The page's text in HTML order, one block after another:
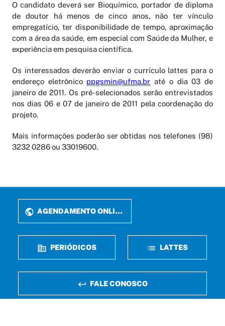
O candidato deverá ser Bioquímico, portador de diploma
de doutor há menos de cinco anos, não ter vínculo
empregatício, ter disponibilidade de tempo, aproximação
com a área da saúde, em especial com Saúde da Mulher, e
experiência em pesquisa científica.
Os interessados deverão enviar o currículo lattes para o
endereço eletrônico ppgsmin@ufma.br até o dia 03 de
janeiro de 2011. Os pré-selecionados serão entrevistados
nos dias 06 e 07 de janeiro de 2011 pela coordenação do
projeto.
Mais informações poderão ser obtidas nos telefones (98)
3232 0286 ou 33019600.
AGENDAMENTO ONLINE
PERIÓDICOS LATTES
FALE CONOSCO